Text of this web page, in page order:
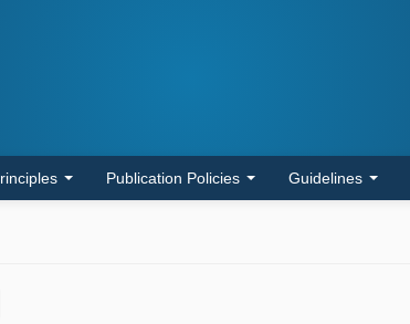
Publication Policies Guidelines